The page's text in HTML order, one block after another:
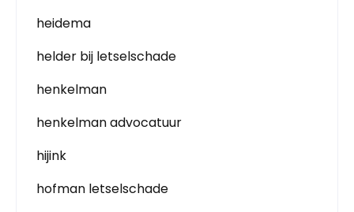
heidema
helder bij letselschade
henkelman
henkelman advocatuur
hijink
hofman letselschade